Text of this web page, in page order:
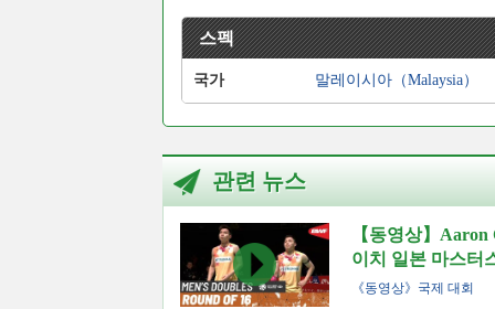
스펙
국가 말레이시아（Malaysia）
관련 뉴스
【동영상】
이치 일본 마스터
《동영상》국제 대회